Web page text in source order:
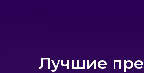
Лучшие